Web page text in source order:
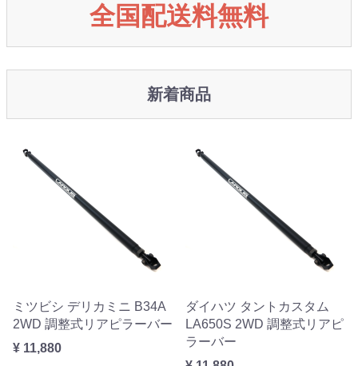
全国配送料無料
新着商品
ミツビシ デリカミニ B34A
2WD 調整式リアピラーバー
¥ 11,880
ダイハツ タントカスタム
LA650S 2WD 調整式リアピ
ラーバー